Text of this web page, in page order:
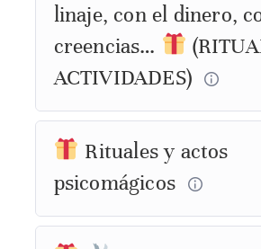
linaje, con el dinero,
creencias…
ACTIVIDADES)
Rituales y actos
psicomágicos